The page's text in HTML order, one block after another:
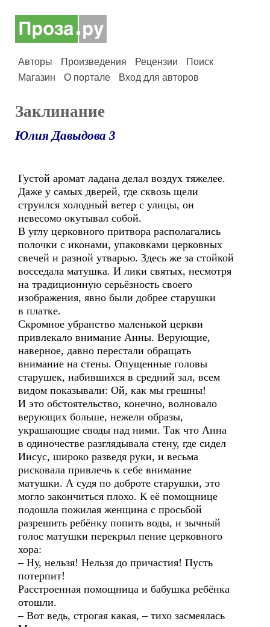
Авторы Произведения Рецензии
Поиск
Магазин
О портале Вход для авторов
Заклинание
Юлия Давыдова 3
Густой аромат ладана делал воздух тяжелее.
Даже у самых дверей, где сквозь щели
струился холодный ветер с улицы, он
невесомо окутывал собой.
В углу церковного притвора располагались
полочки с иконами, упаковками церковных
свечей и разной утварью. Здесь же за стойкой
восседала матушка. И лики святых, несмотря
на традиционную серьёзность своего
изображения, явно были добрее старушки
в платке.
Скромное убранство маленькой церкви
привлекало внимание Анны. Верующие,
наверное, давно перестали обращать
внимание на стены. Опущенные головы
старушек, набившихся в средний зал, всем
видом показывали: Ой, как мы грешны!
И это обстоятельство, конечно, волновало
верующих больше, нежели образы,
украшающие своды над ними. Так что Анна
в одиночестве разглядывала стену, где сидел
Иисус, широко разведя руки, и весьма
рисковала привлечь к себе внимание
матушки. А судя по доброте старушки, это
могло закончиться плохо. К её помощнице
подошла пожилая женщина с просьбой
разрешить ребёнку попить воды, и зычный
голос матушки перекрыл пение церковного
хора:
– Ну, нельзя! Нельзя до причастия! Пусть
потерпит!
Расстроенная помощница и бабушка ребёнка
отошли.
– Вот ведь, строгая какая, – тихо засмеялась